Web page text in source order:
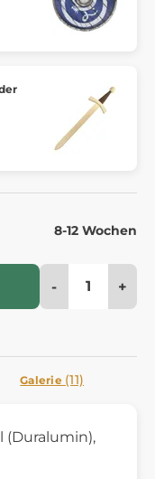
8-12 Wochen
- +
Galerie (11)
(Duralumin),